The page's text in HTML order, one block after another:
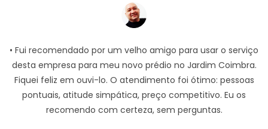
• Fui recomendado por um velho amigo para usar o serviço
desta empresa para meu novo prédio no Jardim Coimbra.
Fiquei feliz em ouvi-lo. O atendimento foi ótimo: pessoas
pontuais, atitude simpática, preço competitivo. Eu os
recomendo com certeza, sem perguntas.